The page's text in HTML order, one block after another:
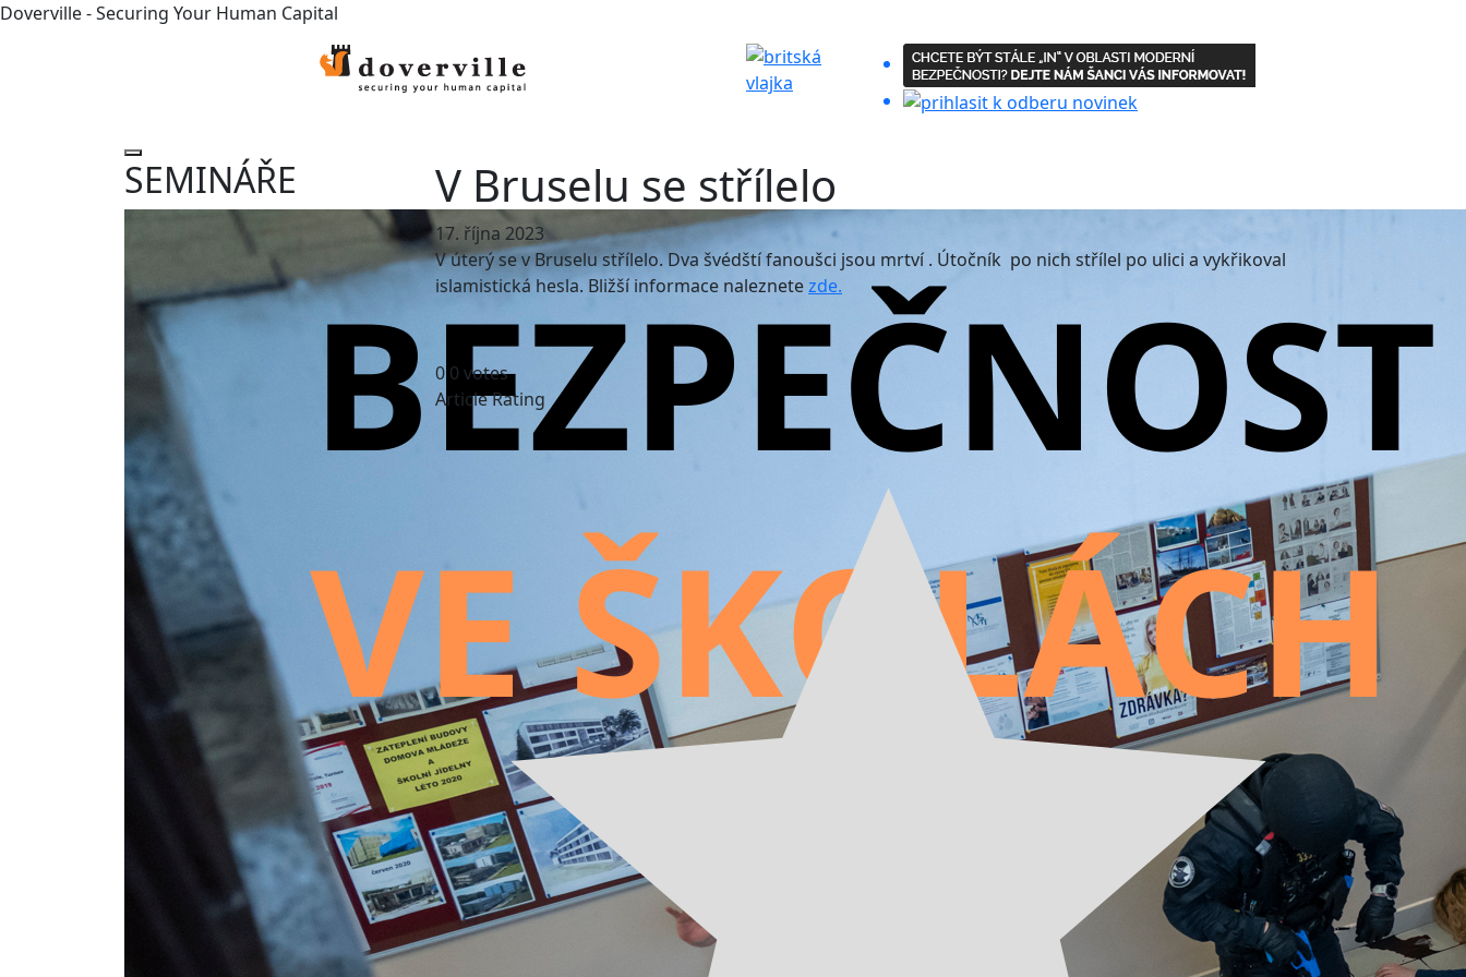
Doverville - Securing Your Human Capital
V Bruselu se střílelo
17. října 2023
V úterý se v Bruselu střílelo. Dva švédští fanoušci jsou mrtví . Útočník po nich střílel po ulici a vykřikoval
islamistická hesla. Bližší informace naleznetezde.
0 0 votes
Article Rating
SEMINÁŘE